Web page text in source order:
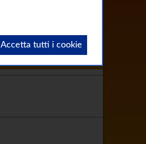
Accetta tutti i cookie